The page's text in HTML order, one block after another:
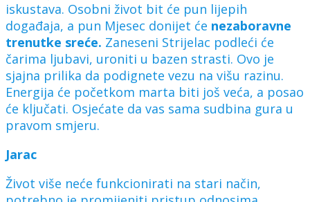
iskustava. Osobni život bit će pun lijepih
događaja, a pun Mjesec donijet će nezaboravne
trenutke sreće. Zaneseni Strijelac podleći će
čarima ljubavi, uroniti u bazen strasti. Ovo je
sjajna prilika da podignete vezu na višu razinu.
Energija će početkom marta biti još veća, a posao
će ključati. Osjećate da vas sama sudbina gura u
pravom smjeru.
Jarac
Život više neće funkcionirati na stari način,